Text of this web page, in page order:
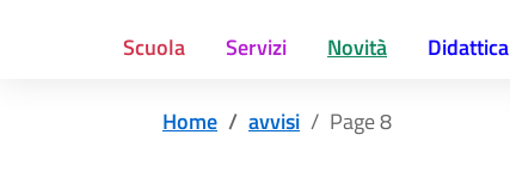
Scuola Servizi Novità Didattica
Home avvisi Page 8